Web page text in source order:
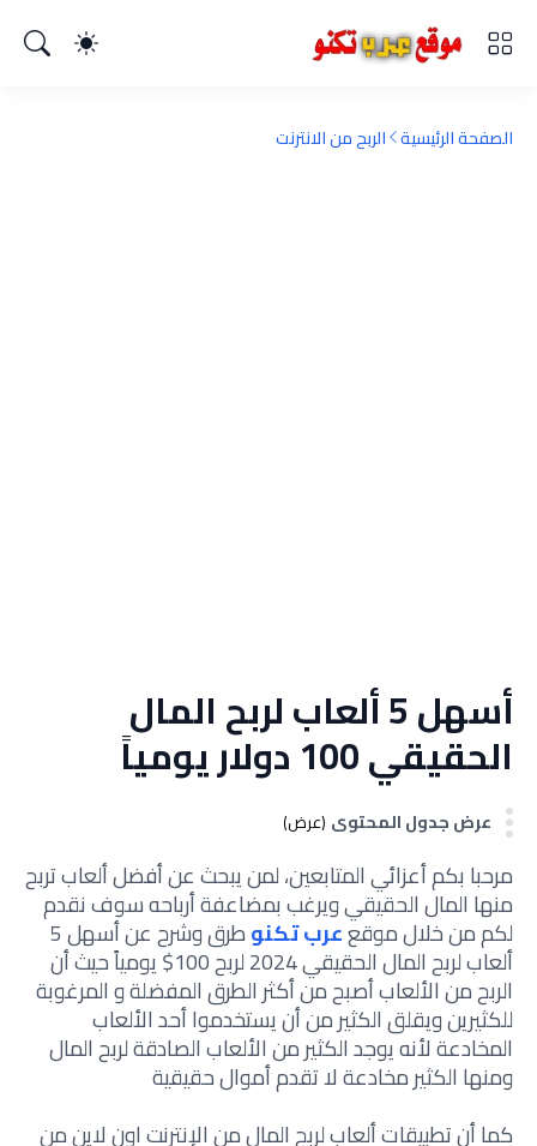
الصفحة الرئيسية الربح من الانترنت
أسهل 5 ألعاب لربح المال
الحقيقي 100 دولار يومياً
عرض جدول المحتوى (عرض)
مرحبا بكم أعزائي المتابعين، لمن يبحث عن أفضلألعاب تربح
منها المال الحقيقي ويرغب بمضاعفة أرباحهسوف نقدم
لكم من خلال موقععرب تكنو طرق وشرح عن أسهل 5
ألعاب لربح المال الحقيقي 2024 لربح 100$ يومياً حيث أن
الربح من الألعاب أصبح من أكثر الطرق المفضلة و المرغوبة
للكثيرين ويقلق الكثير من أن يستخدموا أحد الألعاب
المخادعة لأنه يوجد الكثير من الألعاب الصادقة لربح المال
ومنها الكثير مخادعة لا تقدم أموال حقيقية
كما أنتطبيقات ألعاب لربح المالمن الإنترنت اون لاين من